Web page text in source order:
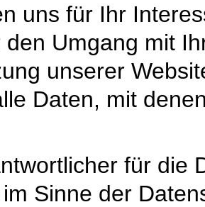
uns für Ihr
den Umgang mit
unserer
Daten, mit
für die
Sinne der